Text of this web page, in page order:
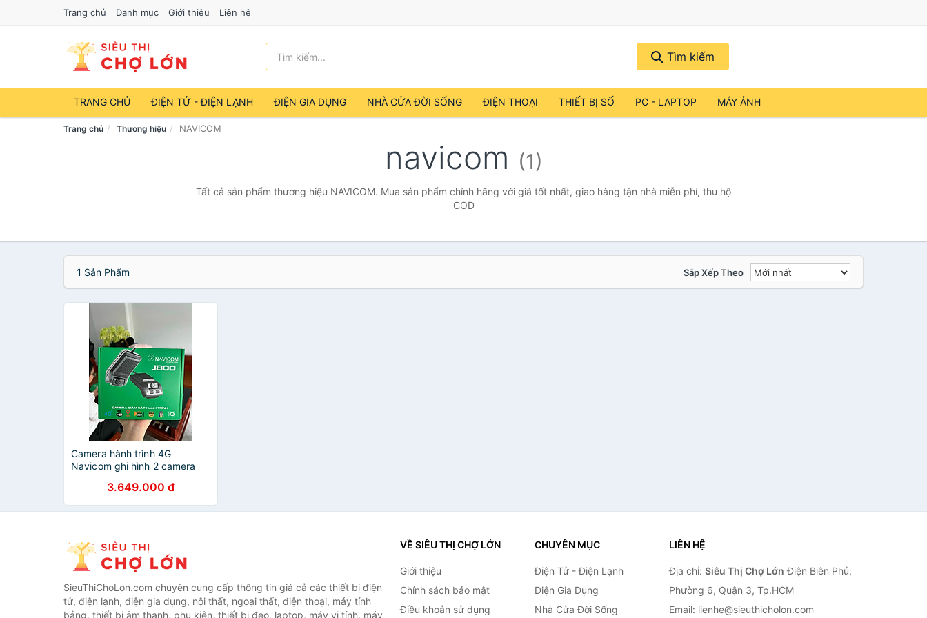
Trang chủ Danh mục Giới thiệu Liên hệ
Tìm kiếm
TRANG CHỦ ĐIỆN TỬ - ĐIỆN LẠNH ĐIỆN GIA DỤNG NHÀ CỬA ĐỜI SỐNG ĐIỆN THOẠI THIẾT BỊ SỐ PC - LAPTOP MÁY ẢNH
Trang chủ Thương hiệu NAVICOM
navicom (1)
Tất cả sản phẩm thương hiệu NAVICOM. Mua sản phẩm chính hãng với giá tốt nhất, giao hàng tận nhà miễn phí, thu hộ
COD
1 Sản Phẩm Sắp Xếp Theo
Camera hành trình 4G
Navicom ghi hình 2 camera
Hàng Chính Hãng
3.649.000 đ
SieuThiChoLon.com chuyên cung cấp thông tin giá cả các thiết bị điện
tử, điện lạnh, điện gia dụng, nội thất, ngoại thất, điện thoại, máy tính
bảng, thiết bị âm thanh, phụ kiện, thiết bị đeo, laptop, máy vi tính, máy
VỀ SIÊU THỊ CHỢ LỚN
Giới thiệu
Chính sách bảo mật
Điều khoản sử dụng
CHUYÊN MỤC
Điện Tử - Điện Lạnh
Điện Gia Dụng
Nhà Cửa Đời Sống
LIÊN HỆ
Địa chỉ: Siêu Thị Chợ Lớn Điện Biên Phủ,
Phường 6, Quận 3, Tp.HCM
Email: lienhe@sieuthicholon.com